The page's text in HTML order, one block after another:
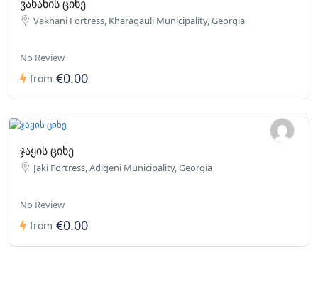
ვახანის ციხე
Vakhani Fortress, Kharagauli Municipality, Georgia
No Review
from €0.00
ჯაყის ციხე
Jaki Fortress, Adigeni Municipality, Georgia
No Review
from €0.00